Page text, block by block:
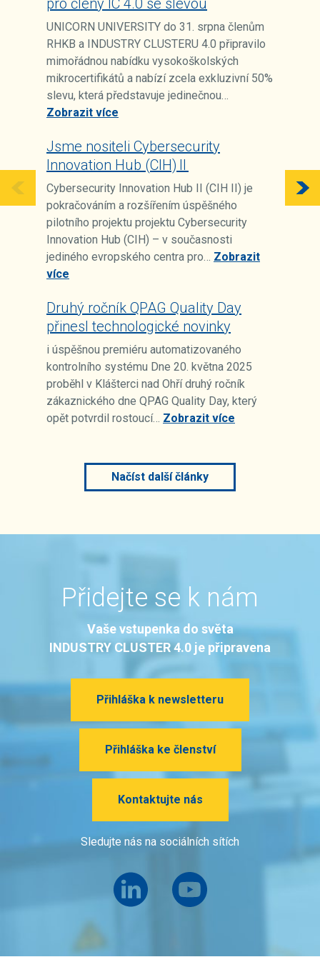
pro členy IC 4.0 se slevou
UNICORN UNIVERSITY do 31. srpna členům
RHKB a INDUSTRY CLUSTERU 4.0 připravilo
mimořádnou nabídku vysokoškolských
mikrocertifikátů a nabízí zcela exkluzivní 50%
slevu, která představuje jedinečnou…
Zobrazit více
Jsme nositeli Cybersecurity
Innovation Hub (CIH) II
Cybersecurity Innovation Hub II (CIH II) je
pokračováním a rozšířením úspěšného
pilotního projektu projektu Cybersecurity
Innovation Hub (CIH) – v současnosti
jediného evropského centra pro… Zobrazit
více
Druhý ročník QPAG Quality Day
přinesl technologické novinky
i úspěšnou premiéru automatizovaného
kontrolního systému Dne 20. května 2025
proběhl v Klášterci nad Ohří druhý ročník
zákaznického dne QPAG Quality Day, který
opět potvrdil rostoucí… Zobrazit více
Načíst další články
Přidejte se k nám
Vaše vstupenka do světa
INDUSTRY CLUSTER 4.0 je připravena
Přihláška k newsletteru
Přihláška ke členství
Kontaktujte nás
Sledujte nás na sociálních sítích